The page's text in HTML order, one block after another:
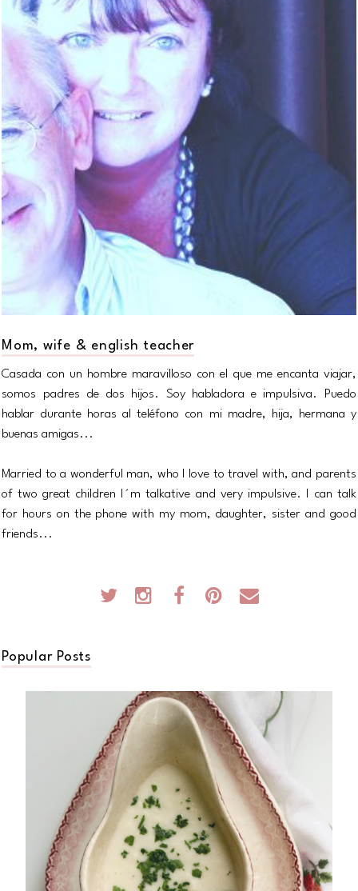
Mom, wife & english teacher
Casada con un hombre maravilloso con el que me encanta viajar,
somos padres de dos hijos. Soy habladora e impulsiva. Puedo
hablar durante horas al teléfono con mi madre, hija, hermana y
buenas amigas...
Married to a wonderful man, who I love to travel with, and parents
of two great children I´m talkative and very impulsive. I can talk
for hours on the phone with my mom, daughter, sister and good
friends...
Popular Posts